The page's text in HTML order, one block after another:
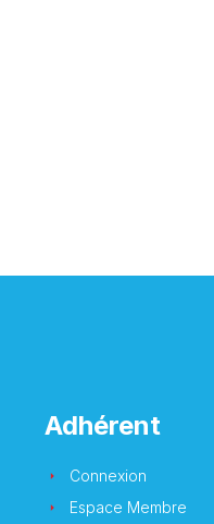
Adhérent
Connexion
Espace Membre